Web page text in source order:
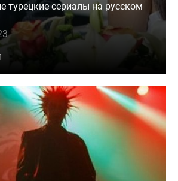
турецкие сериалы на русском